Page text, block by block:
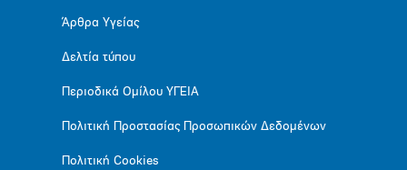
Άρθρα Υγείας
Δελτία τύπου
Περιοδικά Ομίλου ΥΓΕΙΑ
Πολιτική Προστασίας Προσωπικών Δεδομένων
Πολιτική Cookies